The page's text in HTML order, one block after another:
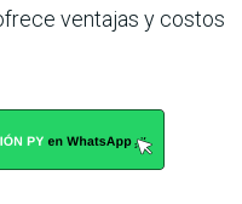
ventajas y costos